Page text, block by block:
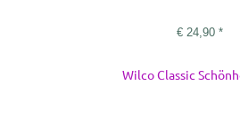
€ 24,90 *
Wilco Classic